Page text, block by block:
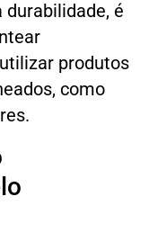
é
produtos
como